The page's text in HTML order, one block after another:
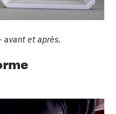
avant et après.